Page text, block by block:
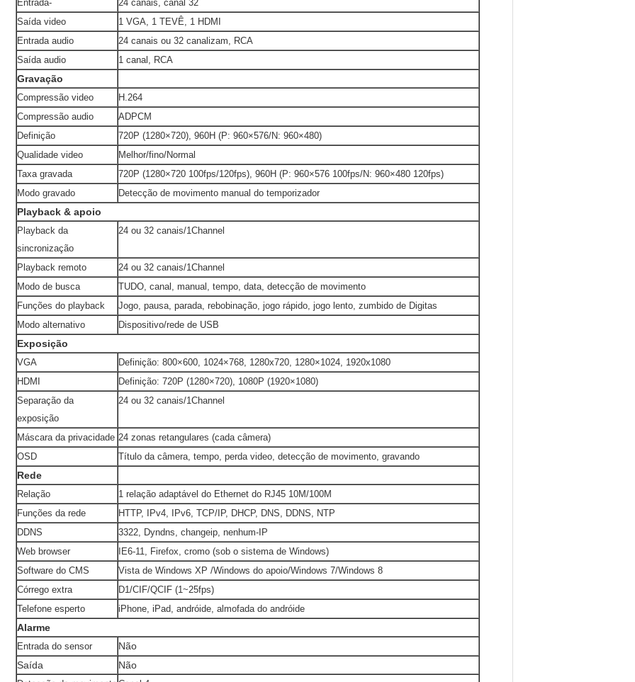
Entrada-
24 canais, canal 32
Saída video
1 VGA, 1 TEVÊ, 1 HDMI
Entrada audio
24 canais ou 32 canalizam, RCA
Saída audio
1 canal, RCA
Gravação
Compressão video
H.264
Compressão audio
ADPCM
Definição
720P (1280×720), 960H (P: 960×576/N: 960×480)
Qualidade video
Melhor/fino/Normal
Taxa gravada
720P (1280×720 100fps/120fps), 960H (P: 960×576 100fps/N: 960×480 120fps)
Modo gravado
Detecção de movimento manual do temporizador
Playback & apoio
Playback da
sincronização
24 ou 32 canais/1Channel
Playback remoto
24 ou 32 canais/1Channel
Modo de busca
TUDO, canal, manual, tempo, data, detecção de movimento
Funções do playback
Jogo, pausa, parada, rebobinação, jogo rápido, jogo lento, zumbido de Digitas
Modo alternativo
Dispositivo/rede de USB
Exposição
VGA
Definição: 800×600, 1024×768, 1280x720, 1280×1024, 1920x1080
HDMI
Definição: 720P (1280×720), 1080P (1920×1080)
Separação da
exposição
24 ou 32 canais/1Channel
Máscara da privacidade 24 zonas retangulares (cada câmera)
OSD
Título da câmera, tempo, perda video, detecção de movimento, gravando
Rede
Relação
1 relação adaptável do Ethernet do RJ45 10M/100M
Funções da rede
HTTP, IPv4, IPv6, TCP/IP, DHCP, DNS, DDNS, NTP
DDNS
3322, Dyndns, changeip, nenhum-IP
Web browser
IE6-11, Firefox, cromo (sob o sistema de Windows)
Software do CMS
Vista de Windows XP /Windows do apoio/Windows 7/Windows 8
Córrego extra
D1/CIF/QCIF (1~25fps)
Telefone esperto
iPhone, iPad, andróide, almofada do andróide
Alarme
Entrada do sensor
Não
Saída
Não